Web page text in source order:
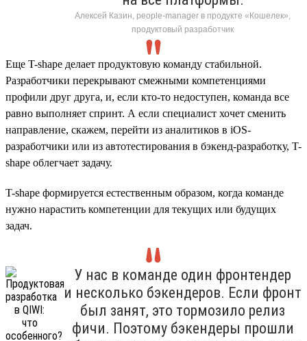
Алексей Казин, people-manager в продукте «Кошелек»,
продуктовый разработчик
Еще T-shape делает продуктовую команду стабильной.
Разработчики перекрывают смежными компетенциями
профили друг друга, и, если кто-то недоступен, команда все
равно выполняет спринт. А если специалист хочет сменить
направление, скажем, перейти из аналитиков в iOS-
разработчики или из автотестирования в бэкенд-разработку, T-
shape облегчает задачу.
T-shape формируется естественным образом, когда команде
нужно нарастить компетенции для текущих или будущих
задач.
У нас в команде один фронтендер
и несколько бэкендеров. Если фронт
был занят, это тормозило релиз
фичи. Поэтому бэкендеры прошли